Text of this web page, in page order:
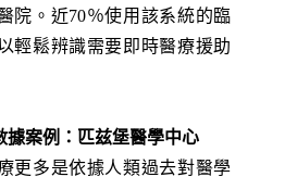
院。近70％使用該系統的臨
輕鬆辨識需要即時醫療援助
據案例：匹兹堡醫學中心
更多是依據人類過去對醫學